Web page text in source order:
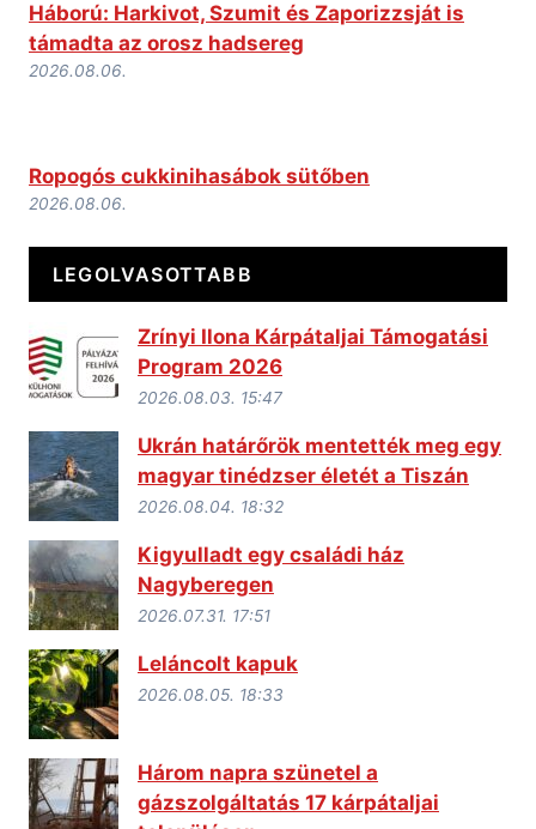
Háború: Harkivot, Szumit és Zaporizzsját is
támadta az orosz hadsereg
2026.08.06.
Ropogós cukkinihasábok sütőben
2026.08.06.
LEGOLVASOTTABB
Zrínyi Ilona Kárpátaljai Támogatási
Program 2026
2026.08.03. 15:47
Ukrán határőrök mentették meg egy
magyar tinédzser életét a Tiszán
2026.08.04. 18:32
Kigyulladt egy családi ház
Nagyberegen
2026.07.31. 17:51
Leláncolt kapuk
2026.08.05. 18:33
Három napra szünetel a
gázszolgáltatás 17 kárpátaljai